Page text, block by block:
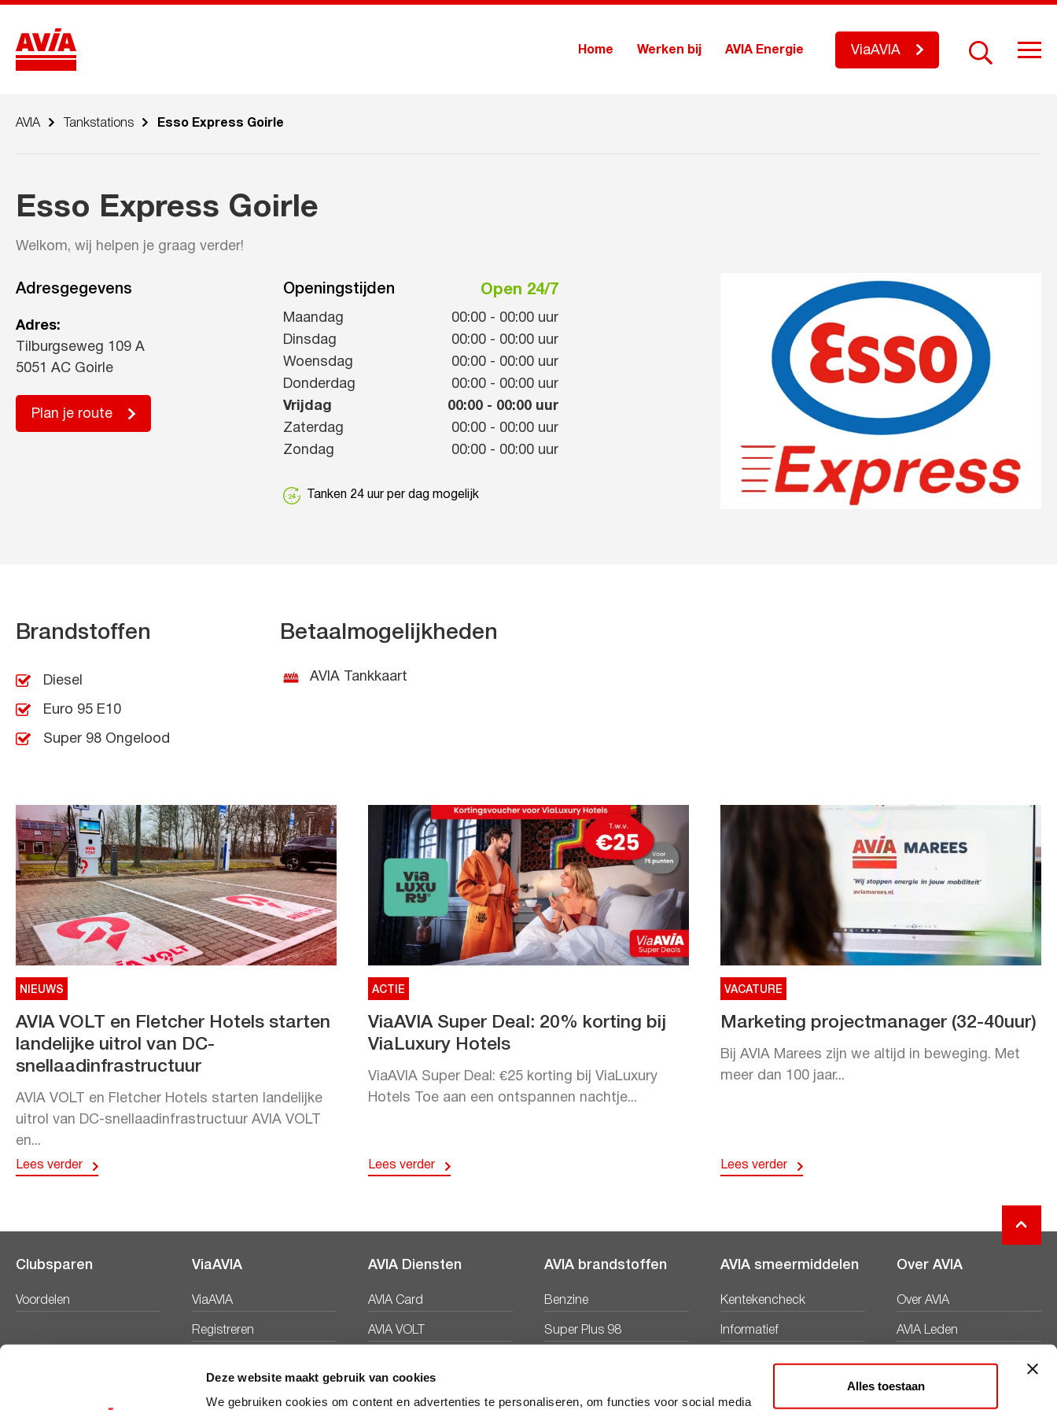
Deze website maakt gebruik van cookies
We gebruiken cookies om content en advertenties te personaliseren, om functies voor social media
Alles toestaan
Home Werken bij AVIA Energie ViaAVIA
AVIA Tankstations Esso Express Goirle
Esso Express Goirle
Welkom, wij helpen je graag verder!
Adresgegevens
Adres:
Tilburgseweg 109 A
5051 AC Goirle
Plan je route
Openingstijden Open 24/7
Maandag 00:00 - 00:00 uur
Dinsdag
00:00 - 00:00 uur
Woensdag
00:00 - 00:00 uur
Donderdag
00:00 - 00:00 uur
Vrijdag
00:00 - 00:00 uur
Zaterdag
00:00 - 00:00 uur
Zondag
00:00 - 00:00 uur
Tanken 24 uur per dag mogelijk
Brandstoffen
Diesel
Euro 95 E10
Super 98 Ongelood
Betaalmogelijkheden
AVIA Tankkaart
NIEUWS
AVIA VOLT en Fletcher Hotels starten
landelijke uitrol van DC-
snellaadinfrastructuur
AVIA VOLT en Fletcher Hotels starten landelijke
uitrol van DC-snellaadinfrastructuur AVIA VOLT
en...
Lees verder
ACTIE
ViaAVIA Super Deal: 20% korting bij
ViaLuxury Hotels
ViaAVIA Super Deal: €25 korting bij ViaLuxury
Hotels Toe aan een ontspannen nachtje...
Lees verder
VACATURE
Marketing projectmanager (32-40uur)
Bij AVIA Marees zijn we altijd in beweging. Met
meer dan 100 jaar...
Lees verder
Clubsparen
Voordelen
ViaAVIA
ViaAVIA
Registreren
AVIA Diensten
AVIA Card
AVIA VOLT
AVIA brandstoffen
Benzine
Super Plus 98
AVIA smeermiddelen
Kentekencheck
Informatief
Over AVIA
Over AVIA
AVIA Leden
Duurzaamheid